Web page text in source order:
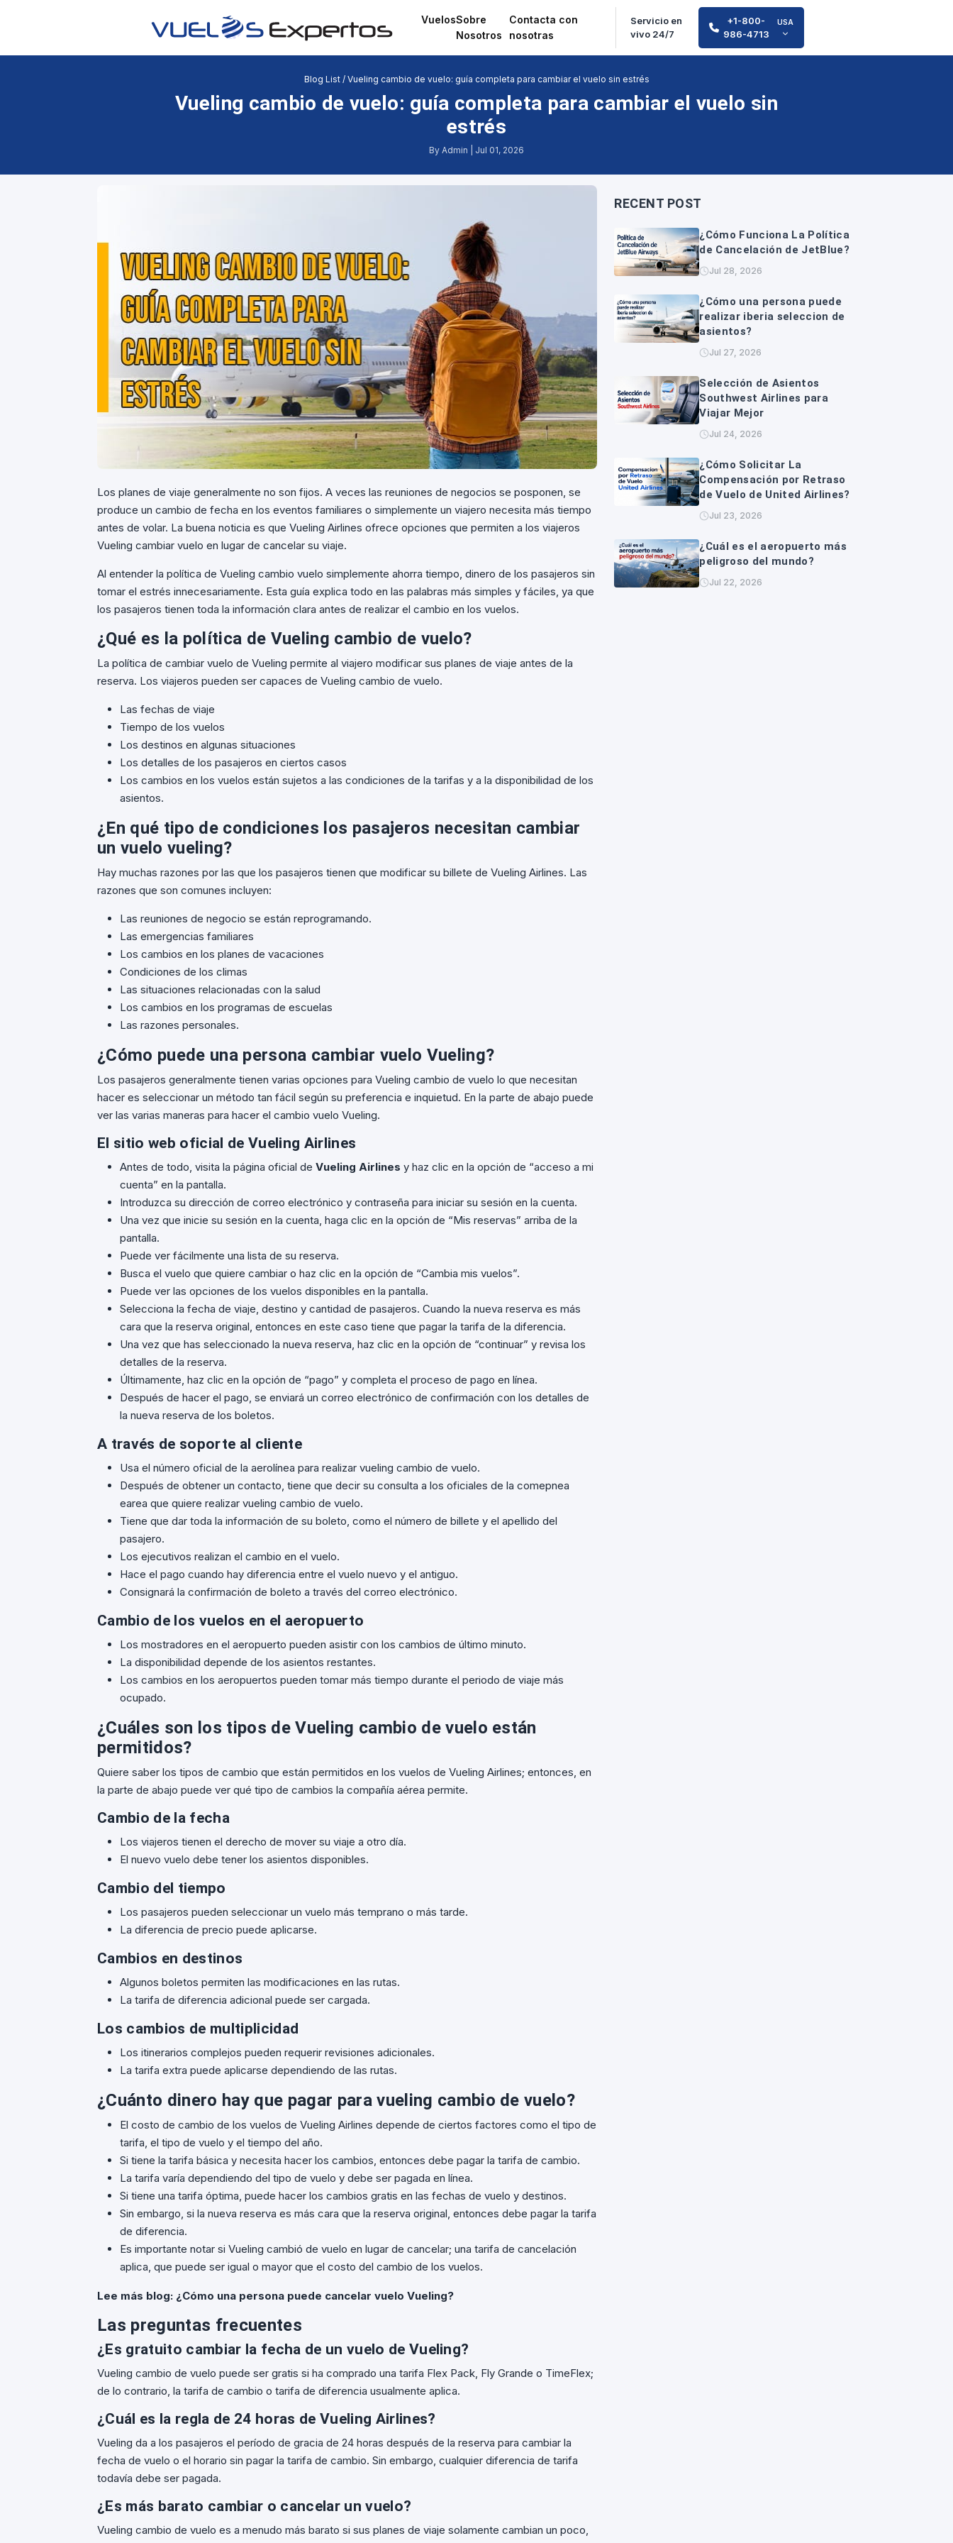
VuelosSobre
Nosotros
Contacta con
nosotras
Servicio en
vivo 24/7
+1-800-
986-4713
USA
Blog List/ Vueling cambio de vuelo: guía completa para cambiar el vuelo sin estrés
Vueling cambio de vuelo: guía completa para cambiar el vuelo sin
estrés
By Admin | Jul 01, 2026
Los planes de viaje generalmente no son fijos. A veces las reuniones de negocios se posponen, se
produce un cambio de fecha en los eventos familiares o simplemente un viajero necesita más tiempo
antes de volar. La buena noticia es que Vueling Airlines ofrece opciones que permiten a los viajeros
Vueling cambiar vuelo en lugar de cancelar su viaje.
Al entender la política de Vueling cambio vuelo simplemente ahorra tiempo, dinero de los pasajeros sin
tomar el estrés innecesariamente. Esta guía explica todo en las palabras más simples y fáciles, ya que
los pasajeros tienen toda la información clara antes de realizar el cambio en los vuelos.
¿Qué es la política de Vueling cambio de vuelo?
La política de cambiar vuelo de Vueling permite al viajero modificar sus planes de viaje antes de la
reserva. Los viajeros pueden ser capaces de Vueling cambio de vuelo.
Las fechas de viaje
Tiempo de los vuelos
Los destinos en algunas situaciones
Los detalles de los pasajeros en ciertos casos
Los cambios en los vuelos están sujetos a las condiciones de la tarifas y a la disponibilidad de los
asientos.
¿En qué tipo de condiciones los pasajeros necesitan cambiar
un vuelo vueling?
Hay muchas razones por las que los pasajeros tienen que modificar su billete de Vueling Airlines. Las
razones que son comunes incluyen:
Las reuniones de negocio se están reprogramando.
Las emergencias familiares
Los cambios en los planes de vacaciones
Condiciones de los climas
Las situaciones relacionadas con la salud
Los cambios en los programas de escuelas
Las razones personales.
¿Cómo puede una persona cambiar vuelo Vueling?
Los pasajeros generalmente tienen varias opciones para Vueling cambio de vuelo lo que necesitan
hacer es seleccionar un método tan fácil según su preferencia e inquietud. En la parte de abajo puede
ver las varias maneras para hacer el cambio vuelo Vueling.
El sitio web oficial de Vueling Airlines
Antes de todo, visita la página oficial de Vueling Airlines y haz clic en la opción de “acceso a mi
cuenta” en la pantalla.
Introduzca su dirección de correo electrónico y contraseña para iniciar su sesión en la cuenta.
Una vez que inicie su sesión en la cuenta, haga clic en la opción de “Mis reservas” arriba de la
pantalla.
Puede ver fácilmente una lista de su reserva.
Busca el vuelo que quiere cambiar o haz clic en la opción de “Cambia mis vuelos”.
Puede ver las opciones de los vuelos disponibles en la pantalla.
Selecciona la fecha de viaje, destino y cantidad de pasajeros. Cuando la nueva reserva es más
cara que la reserva original, entonces en este caso tiene que pagar la tarifa de la diferencia.
Una vez que has seleccionado la nueva reserva, haz clic en la opción de “continuar” y revisa los
detalles de la reserva.
Últimamente, haz clic en la opción de “pago” y completa el proceso de pago en línea.
Después de hacer el pago, se enviará un correo electrónico de confirmación con los detalles de
la nueva reserva de los boletos.
A través de soporte al cliente
Usa el número oficial de la aerolínea para realizar vueling cambio de vuelo.
Después de obtener un contacto, tiene que decir su consulta a los oficiales de la comepnea
earea que quiere realizar vueling cambio de vuelo.
Tiene que dar toda la información de su boleto, como el número de billete y el apellido del
pasajero.
Los ejecutivos realizan el cambio en el vuelo.
Hace el pago cuando hay diferencia entre el vuelo nuevo y el antiguo.
Consignará la confirmación de boleto a través del correo electrónico.
Cambio de los vuelos en el aeropuerto
Los mostradores en el aeropuerto pueden asistir con los cambios de último minuto.
La disponibilidad depende de los asientos restantes.
Los cambios en los aeropuertos pueden tomar más tiempo durante el periodo de viaje más
ocupado.
¿Cuáles son los tipos de Vueling cambio de vuelo están
permitidos?
Quiere saber los tipos de cambio que están permitidos en los vuelos de Vueling Airlines; entonces, en
la parte de abajo puede ver qué tipo de cambios la compañía aérea permite.
Cambio de la fecha
Los viajeros tienen el derecho de mover su viaje a otro día.
El nuevo vuelo debe tener los asientos disponibles.
Cambio del tiempo
Los pasajeros pueden seleccionar un vuelo más temprano o más tarde.
La diferencia de precio puede aplicarse.
Cambios en destinos
Algunos boletos permiten las modificaciones en las rutas.
La tarifa de diferencia adicional puede ser cargada.
Los cambios de multiplicidad
Los itinerarios complejos pueden requerir revisiones adicionales.
La tarifa extra puede aplicarse dependiendo de las rutas.
¿Cuánto dinero hay que pagar para vueling cambio de vuelo?
El costo de cambio de los vuelos de Vueling Airlines depende de ciertos factores como el tipo de
tarifa, el tipo de vuelo y el tiempo del año.
Si tiene la tarifa básica y necesita hacer los cambios, entonces debe pagar la tarifa de cambio.
La tarifa varía dependiendo del tipo de vuelo y debe ser pagada en línea.
Si tiene una tarifa óptima, puede hacer los cambios gratis en las fechas de vuelo y destinos.
Sin embargo, si la nueva reserva es más cara que la reserva original, entonces debe pagar la tarifa
de diferencia.
Es importante notar si Vueling cambió de vuelo en lugar de cancelar; una tarifa de cancelación
aplica, que puede ser igual o mayor que el costo del cambio de los vuelos.
Lee más blog: ¿Cómo una persona puede cancelar vuelo Vueling?
Las preguntas frecuentes
¿Es gratuito cambiar la fecha de un vuelo de Vueling?
Vueling cambio de vuelo puede ser gratis si ha comprado una tarifa Flex Pack, Fly Grande o TimeFlex;
de lo contrario, la tarifa de cambio o tarifa de diferencia usualmente aplica.
¿Cuál es la regla de 24 horas de Vueling Airlines?
Vueling da a los pasajeros el período de gracia de 24 horas después de la reserva para cambiar la
fecha de vuelo o el horario sin pagar la tarifa de cambio. Sin embargo, cualquier diferencia de tarifa
todavía debe ser pagada.
¿Es más barato cambiar o cancelar un vuelo?
Vueling cambio de vuelo es a menudo más barato si sus planes de viaje solamente cambian un poco,
RECENT POST
¿Cómo Funciona La Política
de Cancelación de JetBlue?
Jul 28, 2026
¿Cómo una persona puede
realizar iberia seleccion de
asientos?
Jul 27, 2026
Selección de Asientos
Southwest Airlines para
Viajar Mejor
Jul 24, 2026
¿Cómo Solicitar La
Compensación por Retraso
de Vuelo de United Airlines?
Jul 23, 2026
¿Cuál es el aeropuerto más
peligroso del mundo?
Jul 22, 2026